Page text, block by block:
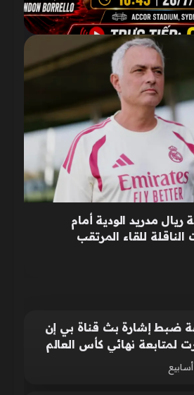
مدريد الودية أمام
الناقلة للقاء المرتقب
ضبط إشارة بث قناة بي إن
لمتابعة نهائي كأس العالم